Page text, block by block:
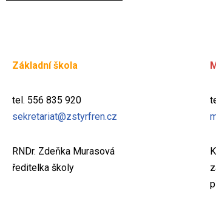
Základní škola
tel. 556 835 920
sekretariat@zstyrfren.cz
RNDr. Zdeňka Murasová
ředitelka školy